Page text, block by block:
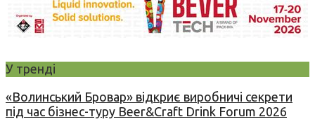
У тренді
«Волинський Бровар» відкриє виробничі секрети
під час бізнес-туру Beer&Craft Drink Forum 2026